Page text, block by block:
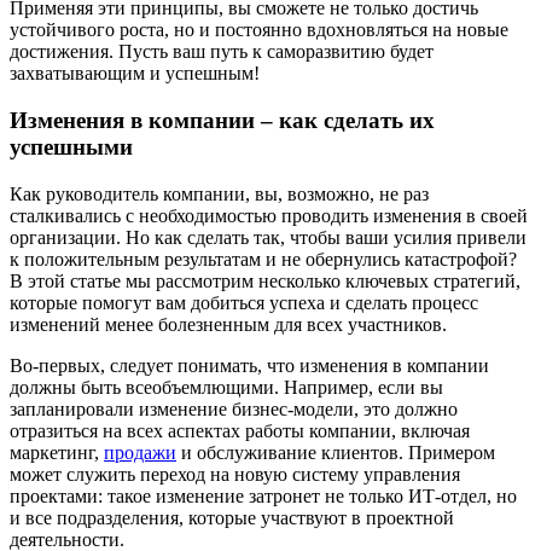
Применяя эти принципы, вы сможете не только достичь
устойчивого роста, но и постоянно вдохновляться на новые
достижения. Пусть ваш путь к саморазвитию будет
захватывающим и успешным!
Изменения в компании – как сделать их
успешными
Как руководитель компании, вы, возможно, не раз
сталкивались с необходимостью проводить изменения в своей
организации. Но как сделать так, чтобы ваши усилия привели
к положительным результатам и не обернулись катастрофой?
В этой статье мы рассмотрим несколько ключевых стратегий,
которые помогут вам добиться успеха и сделать процесс
изменений менее болезненным для всех участников.
Во-первых, следует понимать, что изменения в компании
должны быть всеобъемлющими. Например, если вы
запланировали изменение бизнес-модели, это должно
отразиться на всех аспектах работы компании, включая
маркетинг, продажи и обслуживание клиентов. Примером
может служить переход на новую систему управления
проектами: такое изменение затронет не только ИТ-отдел, но
и все подразделения, которые участвуют в проектной
деятельности.